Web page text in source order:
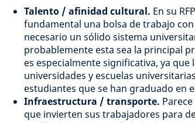
Talento / afinidad cultural. En su
fundamental una bolsa de trabajo
necesario un sólido sistema
probablemente esta sea la principal
es especialmente significativa, ya que
universidades y escuelas
estudiantes que se han graduado en
Infraestructura / transporte.
que invierten sus trabajadores para